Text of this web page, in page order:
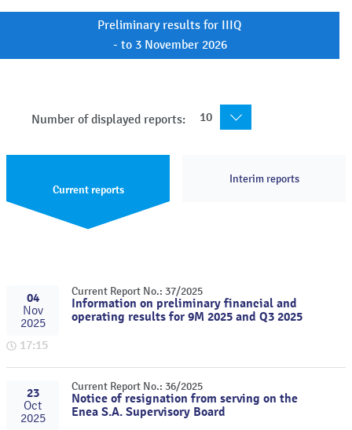
Preliminary results for IIIQ
- to 3 November 2026
Number of displayed reports: 10
Current reports
Interim reports
04
Nov
2025
17:15
Current Report No.: 37/2025
Information on preliminary financial and
operating results for 9M 2025 and Q3 2025
23
Oct
2025
Current Report No.: 36/2025
Notice of resignation from serving on the
Enea S.A. Supervisory Board